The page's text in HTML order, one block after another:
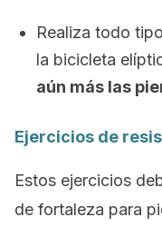
Realiza todo
la bicicleta
aún más las
Ejercicios de
Estos ejercicios
de fortaleza para